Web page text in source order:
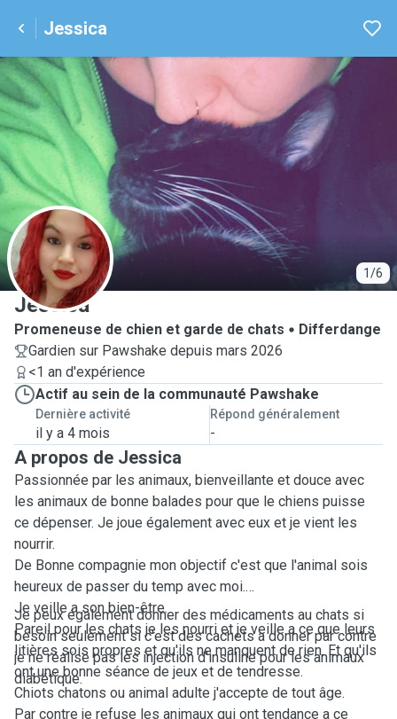
Jessica
1/6
J
Jessica
Promeneuse de chien et garde de chats
Differdange
Gardien sur Pawshake depuis mars 2026
<1 an d'expérience
Actif au sein de la communauté Pawshake
Dernière activité
il y a 4 mois
Répond généralement
-
A propos de Jessica
Passionnée par les animaux, bienveillante et douce avec
les animaux de bonne balades pour que le chiens puisse
ce dépenser. Je joue également avec eux et je vient les
nourrir.
De Bonne compagnie mon objectif c'est que l'animal sois
heureux de passer du temp avec moi.
Je veille a son bien-être.
Pareil pour les chats je les nourri et je veille a ce que leurs
litières sois propres et qu'ils ne manquent de rien. Et qu'ils
ont une bonne séance de jeux et de tendresse.
Chiots chatons ou animal adulte j'accepte de tout âge.
Par contre je refuse les animaux qui ont tendance a ce
Je peux également donner des médicaments au chats si
besoin seulement si c'est des cachets a donner par contre
je ne réalise pas les injection d'insuline pour les animaux
diabétique.